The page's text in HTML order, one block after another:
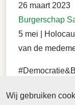
26 maart 2023
Burgerschap
5 mei |
van de
en toch
Wij gebruiken